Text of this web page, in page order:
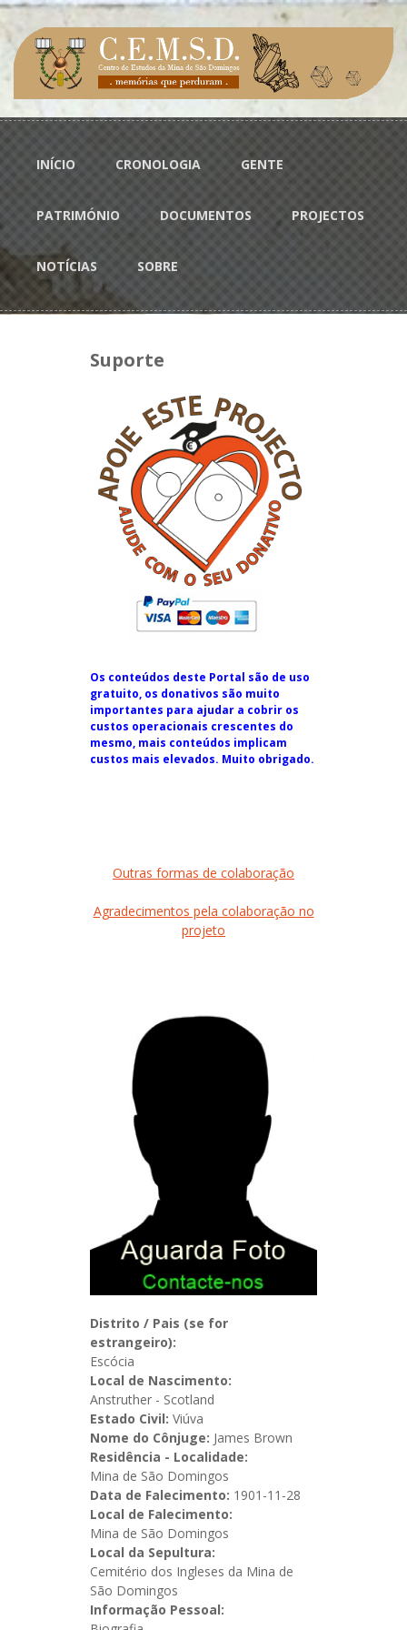
Passar para o conteúdo principal
Menu principal
INÍCIO CRONOLOGIA GENTE
PATRIMÓNIO DOCUMENTOS PROJECTOS
NOTÍCIAS SOBRE
Suporte
Os conteúdos deste Portal são de uso
gratuito, os donativos são muito
importantes para ajudar a cobrir os
custos operacionais crescentes do
mesmo, mais conteúdos implicam
custos mais elevados. Muito obrigado.
Outras formas de colaboração
Agradecimentos pela colaboração no
projeto
Distrito / Pais (se for
estrangeiro):
Escócia
Local de Nascimento:
Anstruther - Scotland
Estado Civil: Viúva
Nome do Cônjuge: James Brown
Residência - Localidade:
Mina de São Domingos
Data de Falecimento: 1901-11-28
Local de Falecimento:
Mina de São Domingos
Local da Sepultura:
Cemitério dos Ingleses da Mina de
São Domingos
Informação Pessoal: